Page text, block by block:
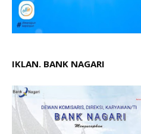
IKLAN. BANK NAGARI